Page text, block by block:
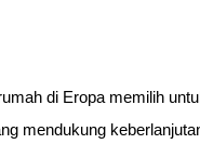
di Eropa memilih
mendukung